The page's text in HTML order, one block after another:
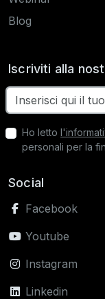
Blog
Iscriviti alla
Ho letto
personali per la
Social
Facebook
Youtube
Instagram
Linkedin